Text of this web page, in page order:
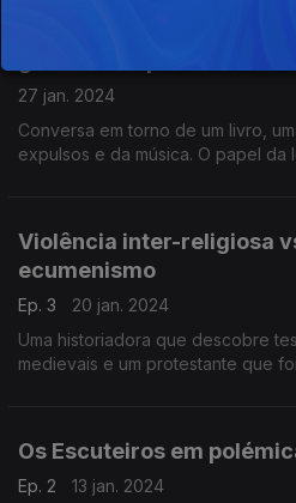
27 jan. 2024
Conversa em torno de um livro,
expulsos e da música. O papel da
Violência inter-religiosa
ecumenismo
Ep. 3
20 jan. 2024
Uma historiadora que descobre
medievais e um protestante que
Os Escuteiros em
Ep. 2
13 jan. 2024